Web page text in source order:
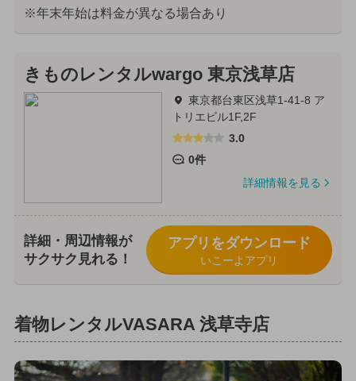
※年末年始は料金が異なる場合あり
きものレンタルwargo 東京浅草店
東京都台東区浅草1-41-8 ア
トリエビル1F,2F
3.0
0件
詳細情報を見る
詳細・周辺情報が
サクサク見れる！
アプリをダウンロード
いこーよアプリ
着物レンタルVASARA 浅草寺店